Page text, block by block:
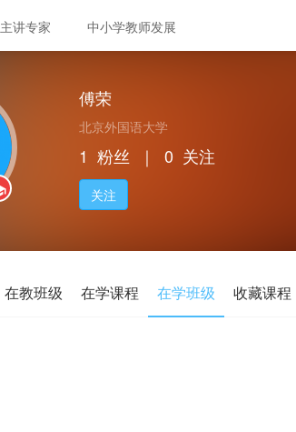
主讲专家 中小学教师发展
傅荣
北京外国语大学
1 粉丝 ｜ 0 关注
关注
在教班级 在学课程 在学班级 收藏课程